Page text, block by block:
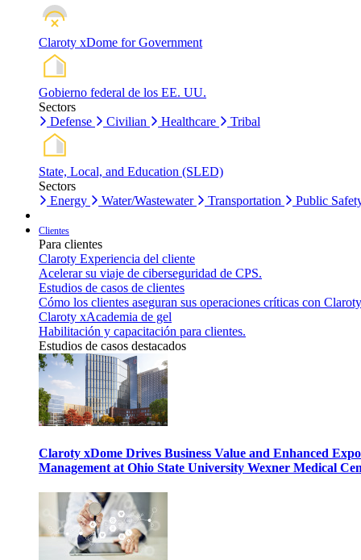
Claroty xDome for Government
Gobierno federal de los EE. UU.
Sectors
Defense
Civilian Healthcare Tribal
State, Local, and Education (SLED)
Sectors
Energy
Water/Wastewater Transportation Public
Clientes
Para clientes
Claroty Experiencia del cliente
Acelerar su viaje de ciberseguridad de CPS.
Estudios de casos de clientes
Cómo los clientes aseguran sus operaciones críticas con
Claroty xAcademia de gel
Habilitación y capacitación para clientes.
Estudios de casos destacados
Claroty xDome Drives Business Value and Enhanced
Management at Ohio State University Wexner Medical